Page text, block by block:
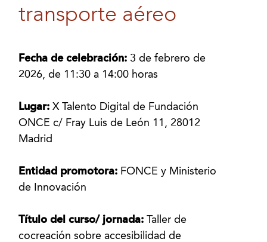
transporte aéreo
Fecha de celebración:3 de febrero de
2026, de 11:30 a 14:00 horas
Lugar:X Talento Digital de Fundación
ONCE c/ Fray Luis de León 11, 28012
Madrid
Entidad promotora: FONCE y Ministerio
de Innovación
Título del curso/ jornada:Taller de
cocreación sobre accesibilidad de